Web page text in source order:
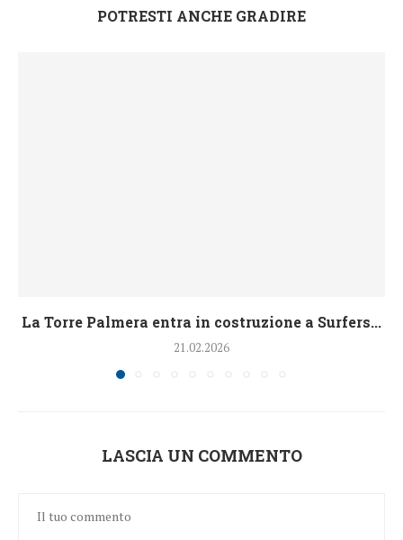
POTRESTI ANCHE GRADIRE
La Torre Palmera entra in costruzione a Surfers...
21.02.2026
LASCIA UN COMMENTO